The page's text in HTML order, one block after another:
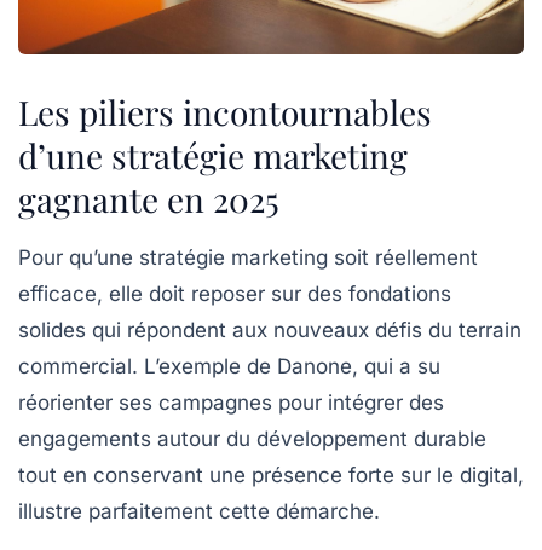
Les piliers incontournables
d’une stratégie marketing
gagnante en 2025
Pour qu’une stratégie marketing soit réellement
efficace, elle doit reposer sur des fondations
solides qui répondent aux nouveaux défis du terrain
commercial. L’exemple de Danone, qui a su
réorienter ses campagnes pour intégrer des
engagements autour du développement durable
tout en conservant une présence forte sur le digital,
illustre parfaitement cette démarche.